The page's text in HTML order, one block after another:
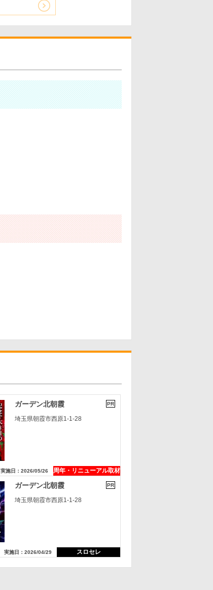
ガーデン北朝霞 PR
埼玉県朝霞市西原1-1-28
実施日：2026/05/26 周年・リニューアル取材
ガーデン北朝霞 PR
埼玉県朝霞市西原1-1-28
実施日：2026/04/29 スロセレ